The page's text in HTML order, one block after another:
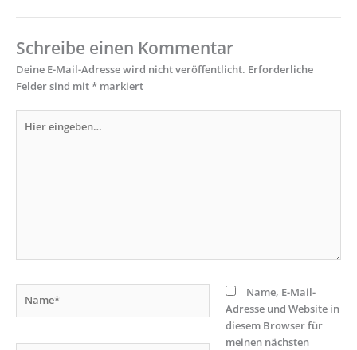
Schreibe einen Kommentar
Deine E-Mail-Adresse wird nicht veröffentlicht. Erforderliche
Felder sind mit* markiert
eingeben…
Name, E-Mail-
Adresse und Website in
diesem Browser für
meinen nächsten